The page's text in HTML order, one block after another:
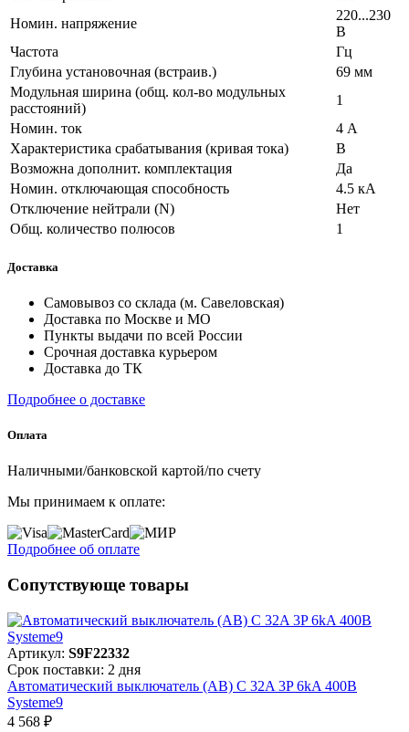
Номин. напряжение
220...230
В
Частота
Гц
Глубина установочная (встраив.)
69 мм
Модульная ширина (общ. кол-во модульных
расстояний)
1
Номин. ток
4 А
Характеристика срабатывания (кривая тока)
B
Возможна дополнит. комплектация
Да
Номин. отключающая способность
4.5 кА
Отключение нейтрали (N)
Нет
Общ. количество полюсов
1
Доставка
Самовывоз со склада (м. Савеловская)
Доставка по Москве и МО
Пункты выдачи по всей России
Срочная доставка курьером
Доставка до ТК
Подробнее о доставке
Оплата
Наличными/банковской картой/по счету
Мы принимаем к оплате:
Подробнее об оплате
Сопутствующе товары
Артикул: S9F22332
Срок поставки: 2 дня
Автоматический выключатель (АВ) C 32A 3P 6kA 400В
Systeme9
4 568 ₽